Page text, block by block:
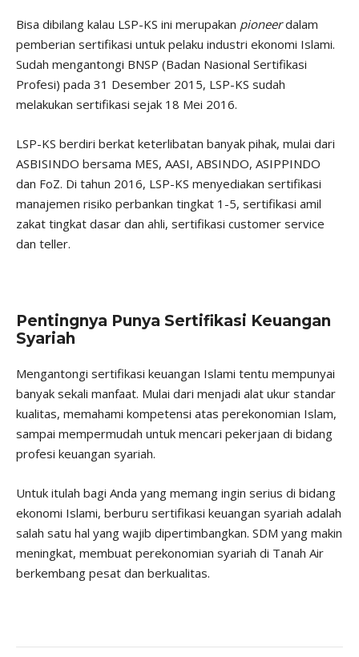
Bisa dibilang kalau LSP-KS ini merupakan pioneerdalam
pemberian sertifikasi untuk pelaku industri ekonomi Islami.
Sudah mengantongi BNSP (Badan Nasional Sertifikasi
Profesi) pada 31 Desember 2015, LSP-KS sudah
melakukan sertifikasi sejak 18 Mei 2016.
LSP-KS berdiri berkat keterlibatan banyak pihak, mulai dari
ASBISINDO bersama MES, AASI, ABSINDO, ASIPPINDO
dan FoZ. Di tahun 2016, LSP-KS menyediakan sertifikasi
manajemen risiko perbankan tingkat 1-5, sertifikasi amil
zakat tingkat dasar dan ahli, sertifikasi customer service
dan teller.
Pentingnya Punya Sertifikasi Keuangan
Syariah
Mengantongi sertifikasi keuangan Islami tentu mempunyai
banyak sekali manfaat. Mulai dari menjadi alat ukur standar
kualitas, memahami kompetensi atas perekonomian Islam,
sampai mempermudah untuk mencari pekerjaan di bidang
profesi keuangan syariah.
Untuk itulah bagi Anda yang memang ingin serius di bidang
ekonomi Islami, berburu sertifikasi keuangan syariah adalah
salah satu hal yang wajib dipertimbangkan. SDM yang makin
meningkat, membuat perekonomian syariah di Tanah Air
berkembang pesat dan berkualitas.